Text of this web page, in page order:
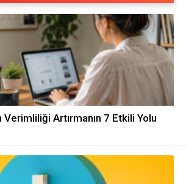
Verimliliği Artırmanın 7 Etkili Yolu